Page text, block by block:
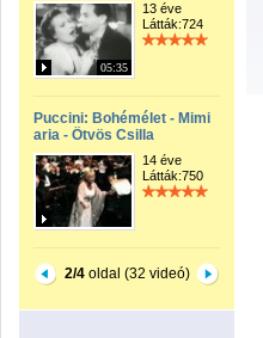
05:35
13 éve
Látták:724
Puccini: Bohémélet - Mimi
aria - Ötvös Csilla
14 éve
Látták:750
2/4oldal (32 videó)